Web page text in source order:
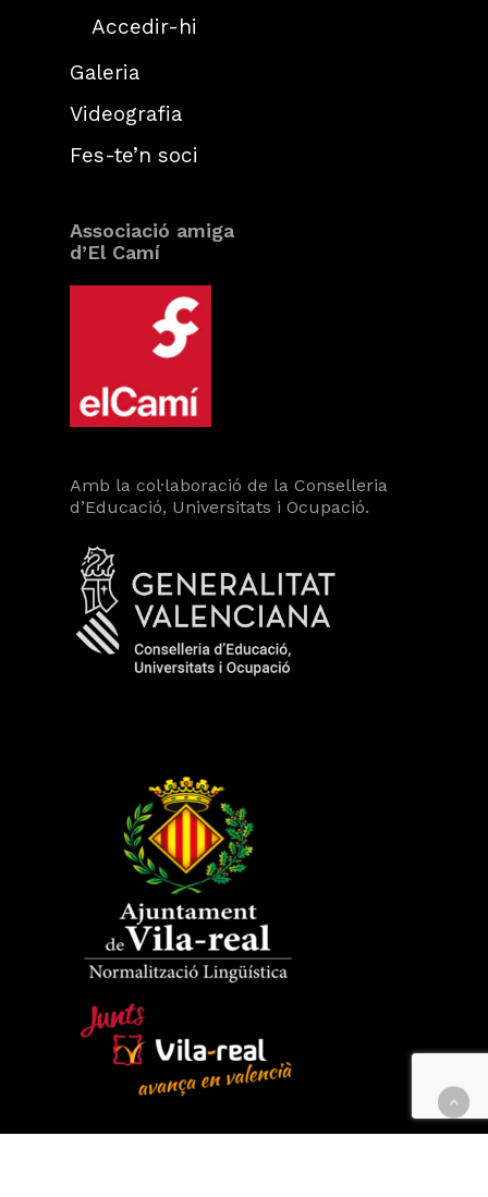
Accedir-hi
Galeria
Videografia
Fes-te’n soci
Associació amiga
d’El Camí
Amb la col·laboració de la Conselleria
d’Educació, Universitats i Ocupació.